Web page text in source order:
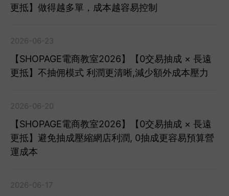
更抵】做得越多單，成本越容易控制
2026-06-23
【SHOPAGE電商教室2026】【0交易抽成 × 長遠
更抵】不抽佣模式 利潤更清晰,減少額外成本壓力
2026-06-20
【SHOPAGE電商教室2026】【0交易抽成 × 長遠
更抵】避免抽成壓縮網店利潤, 0抽成更容易預算營
運成本
2026-06-17